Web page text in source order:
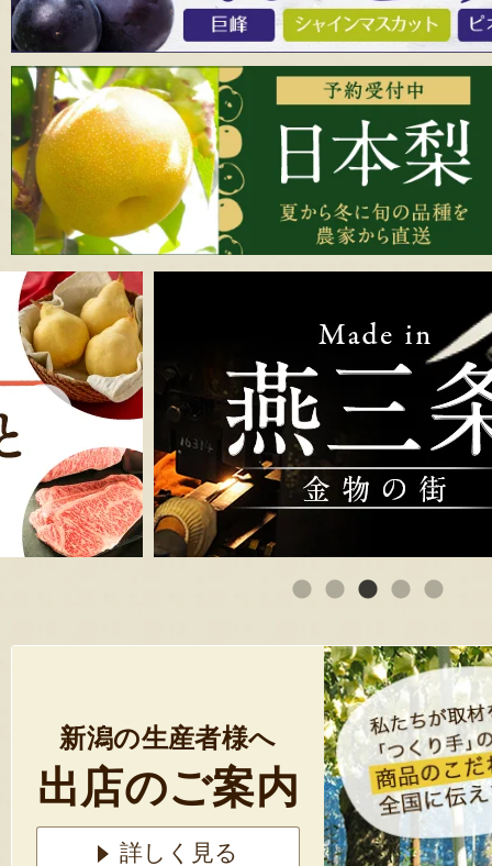
新潟の生産者様へ
出店のご案内
詳しく見る